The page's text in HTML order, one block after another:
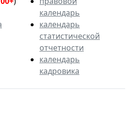
календарь
календарь
статистической
отчетности
календарь
кадровика